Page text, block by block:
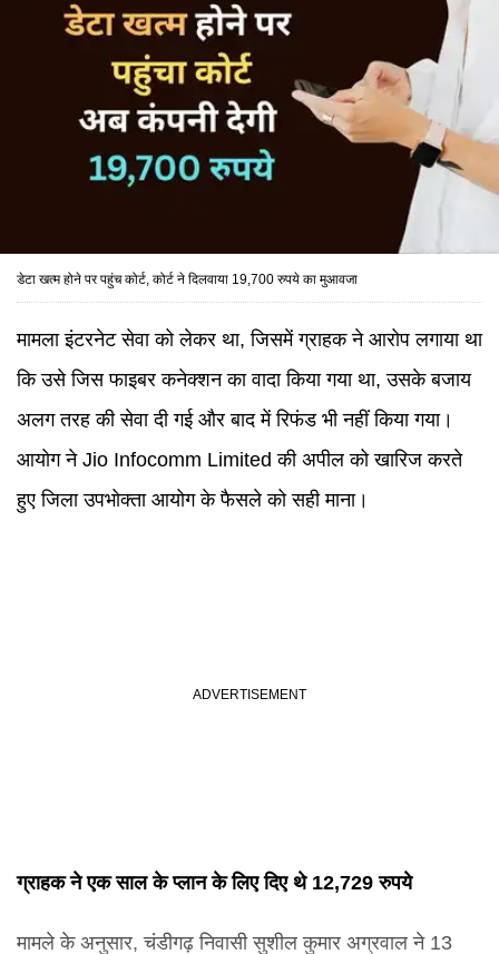
डेटा खत्म होने पर पहुंच कोर्ट, कोर्ट ने दिलवाया 19,700 रुपये का मुआवजा
मामला इंटरनेट सेवा को लेकर था, जिसमें ग्राहक ने आरोप लगाया था
कि उसे जिस फाइबर कनेक्शन का वादा किया गया था, उसके बजाय
अलग तरह की सेवा दी गई और बाद में रिफंड भी नहीं किया गया।
आयोग ने Jio Infocomm Limited की अपील को खारिज करते
हुए जिला उपभोक्ता आयोग के फैसले को सही माना।
ग्राहक ने एक साल के प्लान के लिए दिए थे 12,729 रुपये
मामले के अनुसार, चंडीगढ़ निवासी सुशील कुमार अग्रवाल ने 13